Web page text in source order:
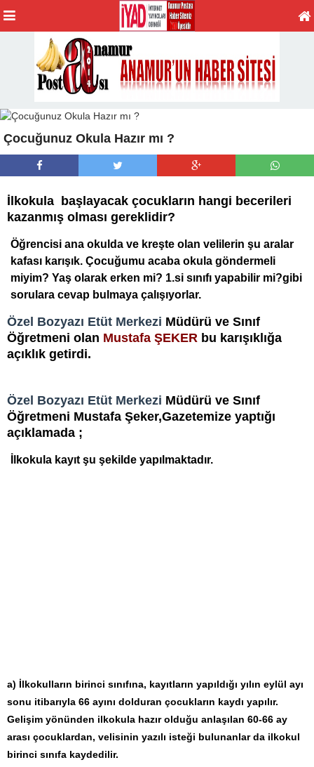
Çocuğunuz Okula Hazır mı ?
İlkokula başlayacak çocukların hangi becerileri
kazanmış olması gereklidir?
Öğrencisi ana okulda ve kreşte olan velilerin şu aralar
kafası karışık. Çocuğumu acaba okula göndermeli
miyim? Yaş olarak erken mi? 1.si sınıfı yapabilir mi?gibi
sorulara cevap bulmaya çalışıyorlar.
Özel Bozyazı Etüt Merkezi Müdürü ve Sınıf
Öğretmeni olan Mustafa ŞEKER bu karışıklığa
açıklık getirdi.
Özel Bozyazı Etüt Merkezi Müdürü ve Sınıf
Öğretmeni Mustafa Şeker,Gazetemize yaptığı
açıklamada ;
İlkokula kayıt şu şekilde yapılmaktadır.
a) İlkokulların birinci sınıfına, kayıtların yapıldığı yılın eylül ayı
sonu itibarıyla 66 ayını dolduran çocukların kaydı yapılır.
Gelişim yönünden ilkokula hazır olduğu anlaşılan 60-66 ay
arası çocuklardan, velisinin yazılı isteği bulunanlar da ilkokul
birinci sınıfa kaydedilir.